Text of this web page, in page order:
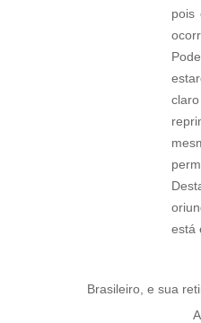
pois
está
Esta
Brasileiro, e sua
Ainda